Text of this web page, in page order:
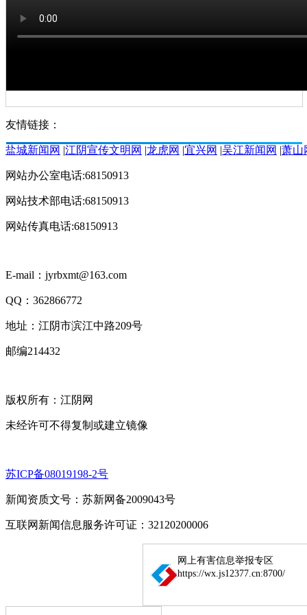
友情链接：
盐城新闻网 |江阴宣传文明网 |龙虎网 |宜兴网 |吴江新闻网 |萧山
网站办公室电话:68150913
网站技术部电话:68150913
网站传真电话:68150913
E-mail：jyrbxmt@163.com
QQ：362866772
地址：江阴市滨江中路209号
邮编214432
版权所有：江阴网
未经许可不得复制或建立镜像
苏ICP备08019198-2号
新闻资质文号：苏新网备2009043号
互联网新闻信息服务许可证：32120200006
网上有害信息举报专区
https://wx.js12377.cn:8700/